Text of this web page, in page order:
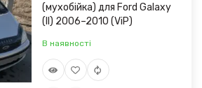
(мухобійка) для Ford Galaxy
(II) 2006–2010 (ViP)
В наявності